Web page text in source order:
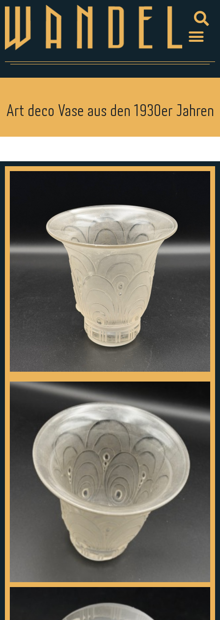
Art deco Vase aus den 1930er Jahren